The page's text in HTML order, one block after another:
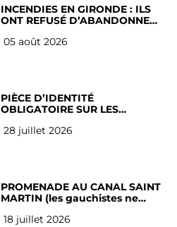
INCENDIES EN GIRONDE : ILS
ONT REFUSÉ D’ABANDONNER
05 août 2026
PIÈCE D’IDENTITÉ
OBLIGATOIRE SUR LES
Français
28 juillet 2026
PROMENADE AU CANAL SAINT
MARTIN (les gauchistes ne
18 juillet 2026